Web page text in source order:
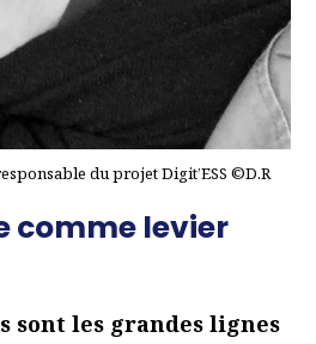
du projet Digit’ESS ©D.R
comme levier
sont les grandes lignes